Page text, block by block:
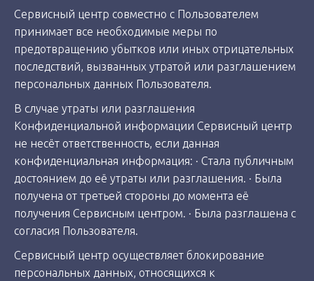
Сервисный центр совместно с Пользователем
принимает все необходимые меры по
предотвращению убытков или иных отрицательных
последствий, вызванных утратой или разглашением
персональных данных Пользователя.
В случае утраты или разглашения
Конфиденциальной информации Сервисный центр
не несёт ответственность, если данная
конфиденциальная информация: · Стала публичным
достоянием до её утраты или разглашения. · Была
получена от третьей стороны до момента её
получения Сервисным центром. · Была разглашена с
согласия Пользователя.
Сервисный центр осуществляет блокирование
персональных данных, относящихся к